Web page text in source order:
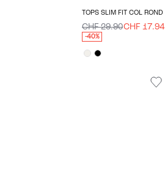
TOPS SLIM FIT COL ROND
CHF 29.90CHF 17.94
-40%